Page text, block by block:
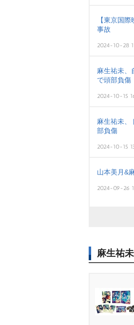
【東京国
事故
2024-10-28
麻生祐未、
で頭部負傷
2024-10-15
麻生祐未、
部負傷
2024-10-15
山本美月&
2024-09-26
麻生祐